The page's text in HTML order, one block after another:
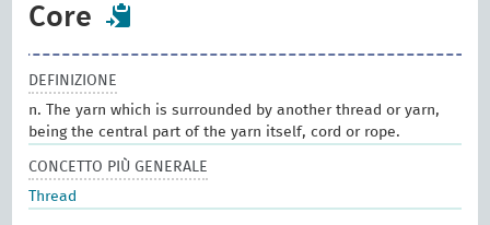
Core
DEFINIZIONE
n. The yarn which is surrounded by another thread or yarn,
being the central part of the yarn itself, cord or rope.
CONCETTO PIÙ GENERALE
Thread